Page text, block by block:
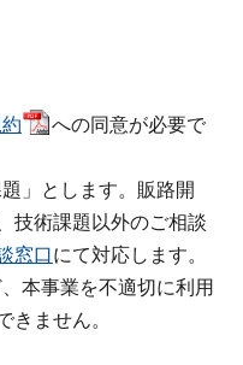
への同意が必要で
」とします。販路開
技術課題以外のご相談
窓口にて対応します。
本事業を不適切に利用
きません。